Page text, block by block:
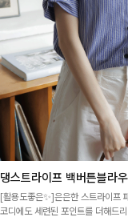
댕스트라이프 백버튼블라
[활용도좋은✨]은은한 스트라이프
코디에도 세련된 포인트를 더해드